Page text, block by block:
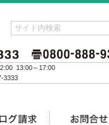
13:00～17:00
3333